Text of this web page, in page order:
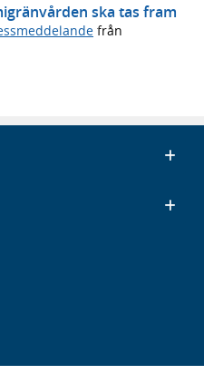
ska tas fram
från